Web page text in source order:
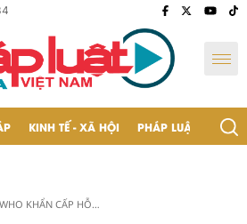
KINH TẾ - XÃ HỘI PHÁP LUẬT - BẠN
KHẨN CẤP HỖ